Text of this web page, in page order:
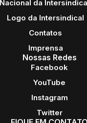
da
Logo da Intersindical
Contatos
Imprensa
Nossas Redes
Facebook
YouTube
Instagram
Twitter